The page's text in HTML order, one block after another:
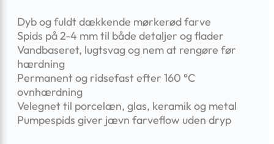
Dyb og fuldt dækkende mørkerød farve
Spids på 2-4 mm til både detaljer og flader
Vandbaseret, lugtsvag og nem at rengøre før
hærdning
Permanent og ridsefast efter 160 °C
ovnhærdning
Velegnet til porcelæn, glas, keramik og metal
Pumpespids giver jævn farveflow uden dryp